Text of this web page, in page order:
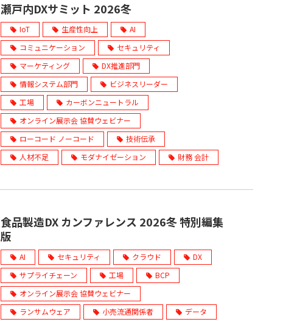
瀬戸内DXサミット 2026冬
IoT 生産性向上
AI
コミュニケーション
セキュリティ
マーケティング
DX推進部門
情報システム部門
ビジネスリーダー
工場
カーボンニュートラル
オンライン展示会 協賛ウェビナー
ローコード ノーコード
技術伝承
人材不足
モダナイゼーション 財務 会計
食品製造DX カンファレンス 2026冬 特別編集
版
AI セキュリティ クラウド
DX
サプライチェーン
工場
BCP
オンライン展示会 協賛ウェビナー
ランサムウェア
小売流通関係者
データ